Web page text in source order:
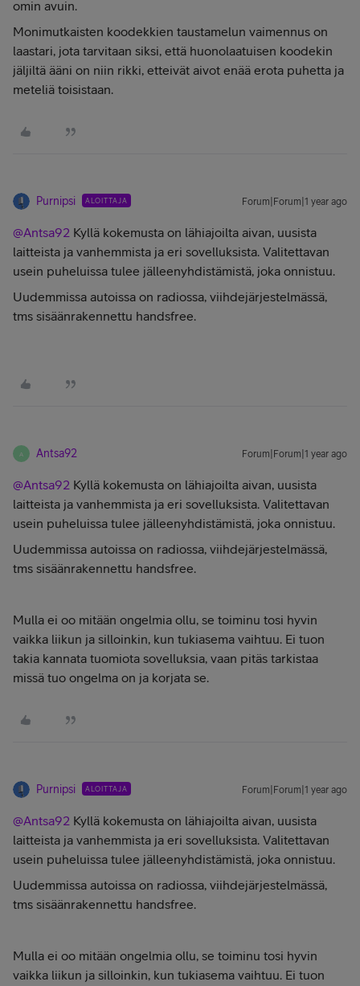
omin avuin.
Monimutkaisten koodekkien taustamelun vaimennus on
laastari, jota tarvitaan siksi, että huonolaatuisen koodekin
jäljiltä ääni on niin rikki, etteivät aivot enää erota puhetta ja
meteliä toisistaan.
Purnipsi ALOITTAJA Forum|Forum|1 year ago
@Antsa92 Kyllä kokemusta on lähiajoilta aivan, uusista
laitteista ja vanhemmista ja eri sovelluksista. Valitettavan
usein puheluissa tulee jälleenyhdistämistä, joka onnistuu.
Uudemmissa autoissa on radiossa, viihdejärjestelmässä,
tms sisäänrakennettu handsfree.
A Antsa92 Forum|Forum|1 year ago
@Antsa92 Kyllä kokemusta on lähiajoilta aivan, uusista
laitteista ja vanhemmista ja eri sovelluksista. Valitettavan
usein puheluissa tulee jälleenyhdistämistä, joka onnistuu.
Uudemmissa autoissa on radiossa, viihdejärjestelmässä,
tms sisäänrakennettu handsfree.
Mulla ei oo mitään ongelmia ollu, se toiminu tosi hyvin
vaikka liikun ja silloinkin, kun tukiasema vaihtuu. Ei tuon
takia kannata tuomiota sovelluksia, vaan pitäs tarkistaa
missä tuo ongelma on ja korjata se.
Purnipsi ALOITTAJA Forum|Forum|1 year ago
@Antsa92 Kyllä kokemusta on lähiajoilta aivan, uusista
laitteista ja vanhemmista ja eri sovelluksista. Valitettavan
usein puheluissa tulee jälleenyhdistämistä, joka onnistuu.
Uudemmissa autoissa on radiossa, viihdejärjestelmässä,
tms sisäänrakennettu handsfree.
Mulla ei oo mitään ongelmia ollu, se toiminu tosi hyvin
vaikka liikun ja silloinkin, kun tukiasema vaihtuu. Ei tuon